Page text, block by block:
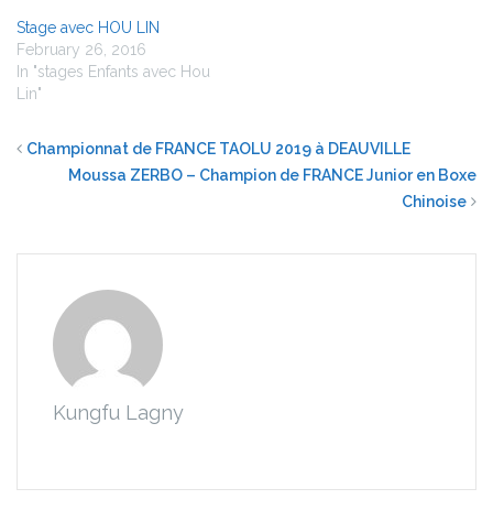
Stage avec HOU LIN
February 26, 2016
In "stages Enfants avec Hou
Lin"
Championnat de FRANCE TAOLU 2019 à DEAUVILLE
Moussa ZERBO – Champion de FRANCE Junior en Boxe
Chinoise
Kungfu Lagny